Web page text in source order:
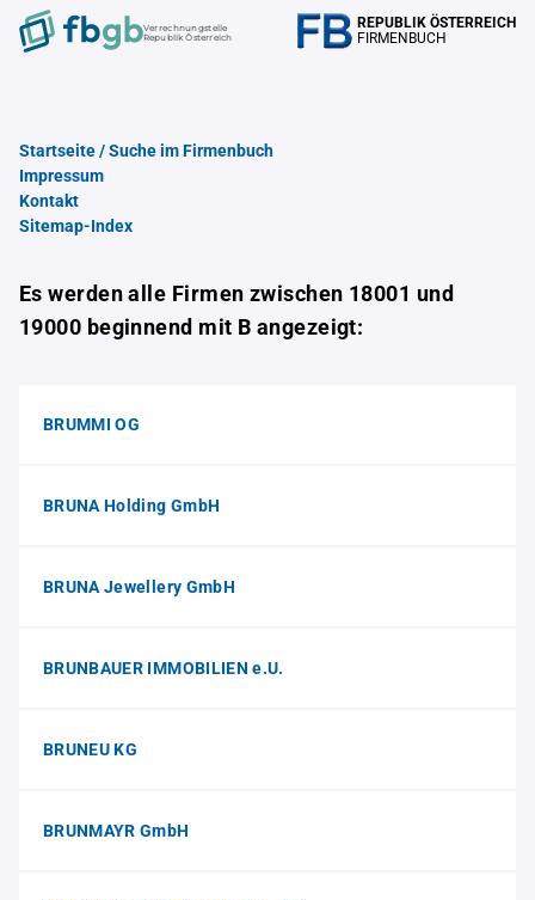
Verrechnungstelle
Republik Österreich
REPUBLIK ÖSTERREICH
FIRMENBUCH
Startseite / Suche im Firmenbuch
Impressum
Kontakt
Sitemap-Index
Es werden alle Firmen zwischen 18001 und
19000 beginnend mit B angezeigt:
BRUMMI OG
BRUNA Holding GmbH
BRUNA Jewellery GmbH
BRUNBAUER IMMOBILIEN e.U.
BRUNEU KG
BRUNMAYR GmbH